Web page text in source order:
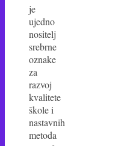
je
ujedno
nositelj
srebrne
oznake
za
razvoj
kvalitete
škole i
nastavnih
metoda